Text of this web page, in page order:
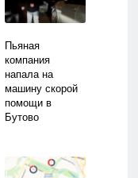
Пьяная
компания
напала на
машину скорой
помощи в
Бутово